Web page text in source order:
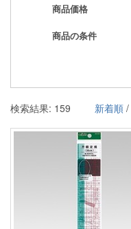
商品価格
商品の条件
検索結果: 159 新着順 /